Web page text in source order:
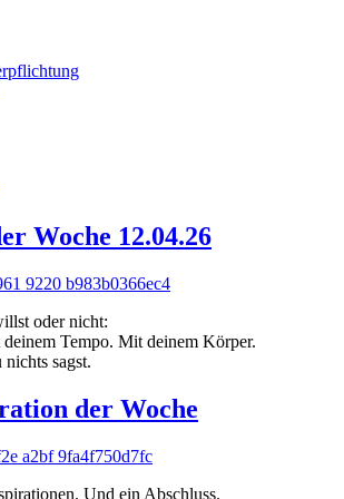
Woche 12.04.26
oder nicht:
Tempo. Mit deinem Körper.
sagst.
der Woche
Und ein Abschluss.